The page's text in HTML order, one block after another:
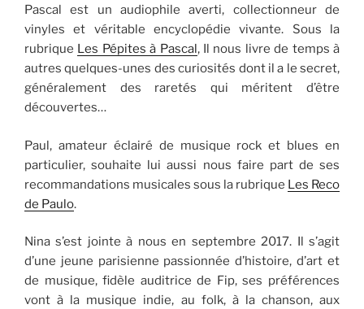
Pascal est un audiophile averti, collectionneur de
vinyles et véritable encyclopédie vivante. Sous la
rubrique Les Pépites à Pascal, Il nous livre de temps à
autres quelques-unes des curiosités dont il a le secret,
généralement des raretés qui méritent d’être
découvertes…
Paul, amateur éclairé de musique rock et blues en
particulier, souhaite lui aussi nous faire part de ses
recommandations musicales sous la rubrique Les Reco
de Paulo.
Nina s’est jointe à nous en septembre 2017. Il s’agit
d’une jeune parisienne passionnée d’histoire, d’art et
de musique, fidèle auditrice de Fip, ses préférences
vont à la musique indie, au folk, à la chanson, aux